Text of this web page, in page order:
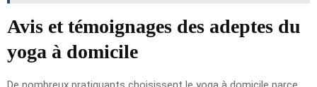
Avis et témoignages des adeptes du
yoga à domicile